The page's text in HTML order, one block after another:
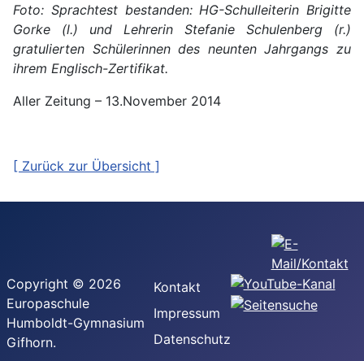
Foto: Sprachtest bestanden: HG-Schulleiterin Brigitte
Gorke (l.) und Lehrerin Stefanie Schulenberg (r.)
gratulierten Schülerinnen des neunten Jahrgangs zu
ihrem Englisch-Zertifikat.
Aller Zeitung – 13.November 2014
[ Zurück zur Übersicht ]
Copyright © 2026
Europaschule
Humboldt-Gymnasium
Gifhorn.
Kontakt
Impressum
Datenschutz